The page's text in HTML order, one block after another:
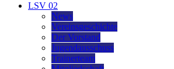
LSV 02
News
Vereinsgeschichte
Der Vorstand
Jugendausschuss
Trainerteam